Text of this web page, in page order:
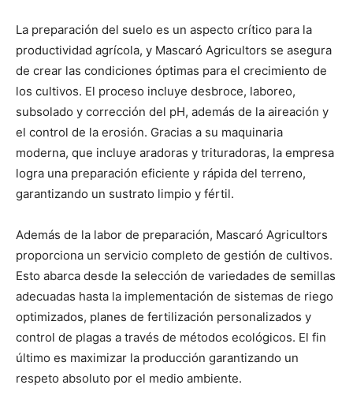
La preparación del suelo es un aspecto crítico para la
productividad agrícola, y Mascaró Agricultors se asegura
de crear las condiciones óptimas para el crecimiento de
los cultivos. El proceso incluye desbroce, laboreo,
subsolado y corrección del pH, además de la aireación y
el control de la erosión. Gracias a su maquinaria
moderna, que incluye aradoras y trituradoras, la empresa
logra una preparación eficiente y rápida del terreno,
garantizando un sustrato limpio y fértil.
Además de la labor de preparación, Mascaró Agricultors
proporciona un servicio completo de gestión de cultivos.
Esto abarca desde la selección de variedades de semillas
adecuadas hasta la implementación de sistemas de riego
optimizados, planes de fertilización personalizados y
control de plagas a través de métodos ecológicos. El fin
último es maximizar la producción garantizando un
respeto absoluto por el medio ambiente.